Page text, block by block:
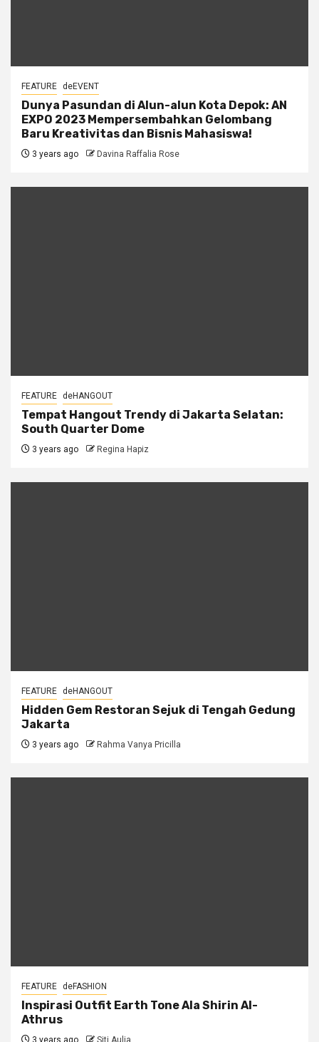
FEATURE deEVENT
Dunya Pasundan di Alun-alun Kota Depok: AN
EXPO 2023 Mempersembahkan Gelombang
Baru Kreativitas dan Bisnis Mahasiswa!
3 years ago Davina Raffalia Rose
FEATURE deHANGOUT
Tempat Hangout Trendy di Jakarta Selatan:
South Quarter Dome
3 years ago Regina Hapiz
FEATURE deHANGOUT
Hidden Gem Restoran Sejuk di Tengah Gedung
Jakarta
3 years ago Rahma Vanya Pricilla
FEATURE deFASHION
Inspirasi Outfit Earth Tone Ala Shirin Al-
Athrus